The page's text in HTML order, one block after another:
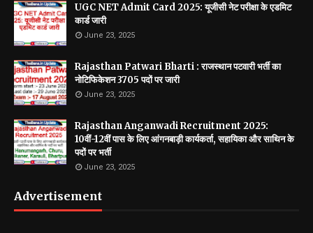
UGC NET Admit Card 2025: यूजीसी नेट परीक्षा के एडमिट
कार्ड जारी
June 23, 2025
Rajasthan Patwari Bharti : राजस्थान पटवारी भर्ती का
नोटिफिकेशन 3705 पदों पर जारी
June 23, 2025
Rajasthan Anganwadi Recruitment 2025:
10वीं-12वीं पास के लिए आंगनबाड़ी कार्यकर्ता, सहायिका और साथिन के
पदों पर भर्ती
June 23, 2025
Advertisement